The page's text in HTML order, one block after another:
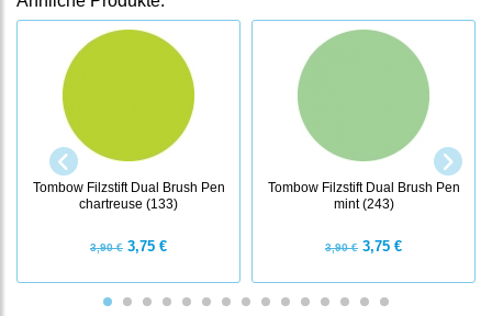
Tombow Filzstift Dual Brush Pen
chartreuse (133)
3,90 € 3,75 €
Tombow Filzstift Dual Brush Pen
mint (243)
3,90 € 3,75 €